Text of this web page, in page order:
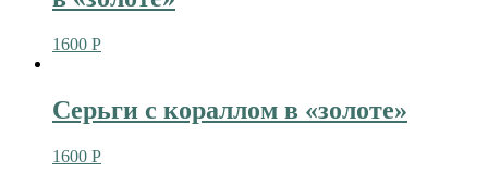
1600 Р
Серьги с кораллом в «золоте»
1600 Р